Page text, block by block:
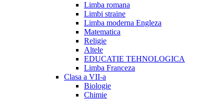
Limba romana
Limbi straine
Limba moderna Engleza
Matematica
Religie
Altele
EDUCATIE TEHNOLOGICA
Limba Franceza
Clasa a VII-a
Biologie
Chimie